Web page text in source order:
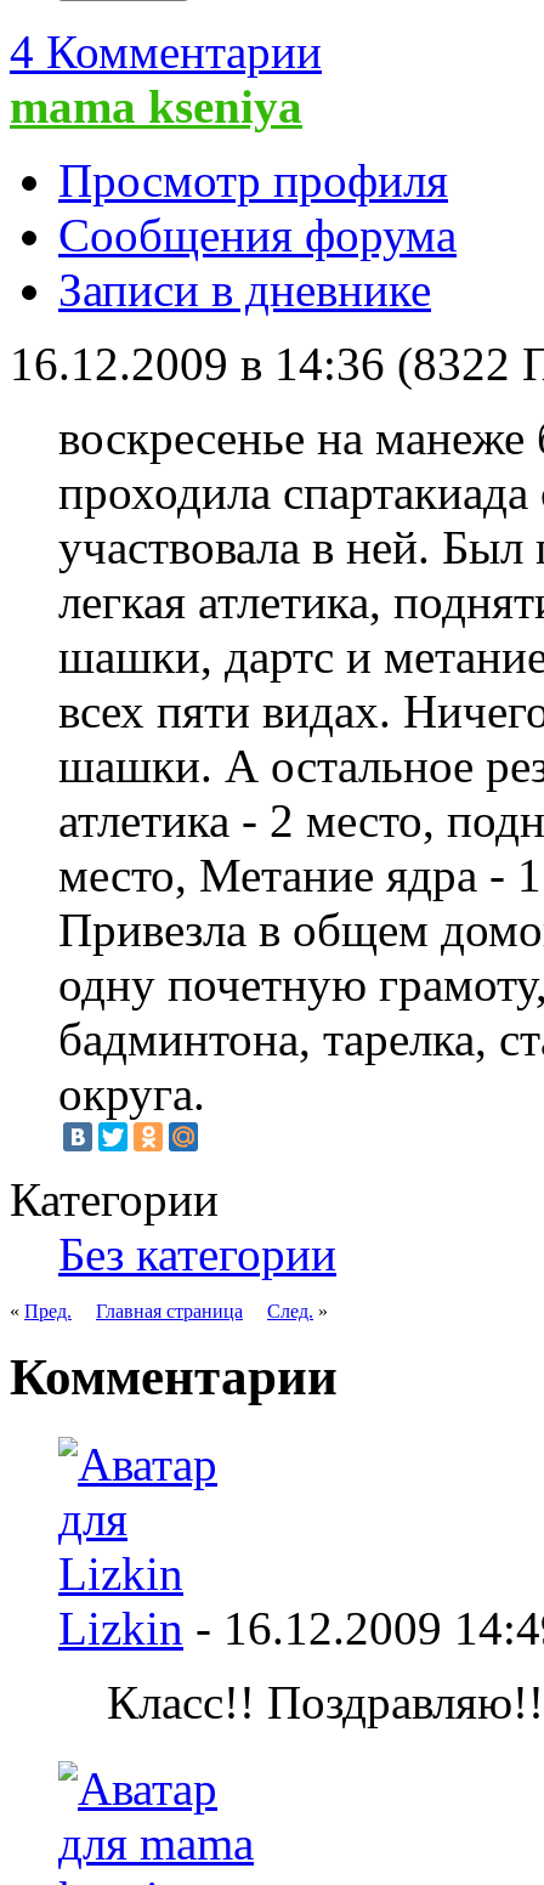
4 Комментарии
mama kseniya
Просмотр профиля
Сообщения форума
Записи в дневнике
16.12.2009 в 14:36 (8322
воскресенье на манеже
проходила
участвовала в ней.
легкая атлетика,
шашки, дартс и
всех пяти видах.
шашки. А остальное
атлетика - 2 место,
место, Метание ядра -
Привезла в общем
одну почетную
бадминтона, тарелка,
округа.
Категории
Без категории
« Пред. Главная страница След. »
Комментарии
Lizkin - 16.12.2009
Класс!!